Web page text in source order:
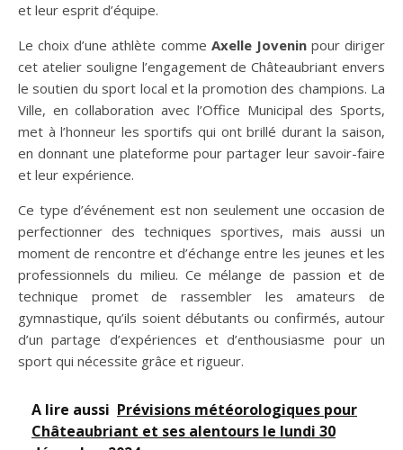
et leur esprit d’équipe.
Le choix d’une athlète comme Axelle Joveninpour diriger
cet atelier souligne l’engagement de Châteaubriant envers
le soutien du sport local et la promotion des champions. La
Ville, en collaboration avec l’Office Municipal des Sports,
met à l’honneur les sportifs qui ont brillé durant la saison,
en donnant une plateforme pour partager leur savoir-faire
et leur expérience.
Ce type d’événement est non seulement une occasion de
perfectionner des techniques sportives, mais aussi un
moment de rencontre et d’échange entre les jeunes et les
professionnels du milieu. Ce mélange de passion et de
technique promet de rassembler les amateurs de
gymnastique, qu’ils soient débutants ou confirmés, autour
d’un partage d’expériences et d’enthousiasme pour un
sport qui nécessite grâce et rigueur.
A lire aussi Prévisions météorologiques pour
Châteaubriant et ses alentours le lundi 30